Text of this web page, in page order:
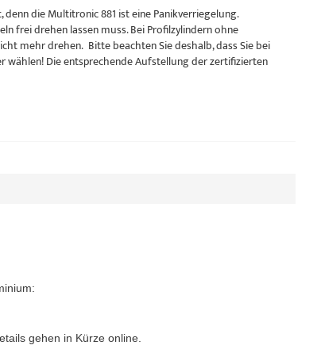
die Multitronic 881 ist eine Panikverriegelung.
frei drehen lassen muss. Bei Profilzylindern ohne
mehr drehen. Bitte beachten Sie deshalb, dass Sie bei
wählen! Die entsprechende Aufstellung der zertifizierten
gehen in Kürze online.